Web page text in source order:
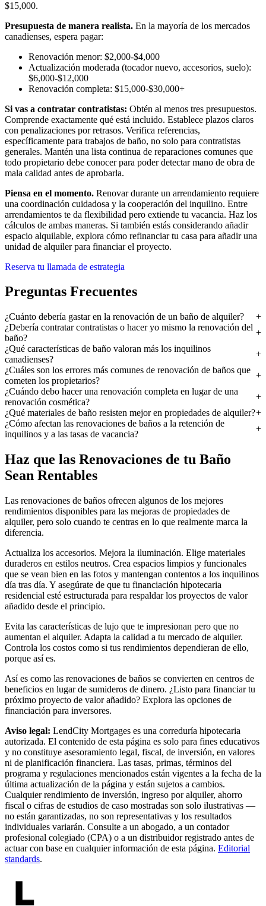
$15,000.
Presupuesta de manera realista. En la mayoría de los mercados
canadienses, espera pagar:
Renovación menor: $2,000-$4,000
Actualización moderada (tocador nuevo, accesorios, suelo):
$6,000-$12,000
Renovación completa: $15,000-$30,000+
Si vas a contratar contratistas: Obtén al menos tres presupuestos.
Comprende exactamente qué está incluido. Establece plazos claros
con penalizaciones por retrasos. Verifica referencias,
específicamente para trabajos de baño, no solo para contratistas
generales. Mantén una lista continua de reparaciones comunes que
todo propietario debe conocer para poder detectar mano de obra de
mala calidad antes de aprobarla.
Piensa en el momento. Renovar durante un arrendamiento requiere
una coordinación cuidadosa y la cooperación del inquilino. Entre
arrendamientos te da flexibilidad pero extiende tu vacancia. Haz los
cálculos de ambas maneras. Si también estás considerando añadir
espacio alquilable, explora cómo refinanciar tu casa para añadir una
unidad de alquiler para financiar el proyecto.
Reserva tu llamada de estrategia
Preguntas Frecuentes
¿Cuánto debería gastar en la renovación de un baño de alquiler?
¿Debería contratar contratistas o hacer yo mismo la renovación del
baño?
¿Qué características de baño valoran más los inquilinos
canadienses?
¿Cuáles son los errores más comunes de renovación de baños que
cometen los propietarios?
¿Cuándo debo hacer una renovación completa en lugar de una
renovación cosmética?
¿Qué materiales de baño resisten mejor en propiedades de alquiler?
¿Cómo afectan las renovaciones de baños a la retención de
inquilinos y a las tasas de vacancia?
Haz que las Renovaciones de tu Baño
Sean Rentables
Las renovaciones de baños ofrecen algunos de los mejores
rendimientos disponibles para las mejoras de propiedades de
alquiler, pero solo cuando te centras en lo que realmente marca la
diferencia.
Actualiza los accesorios. Mejora la iluminación. Elige materiales
duraderos en estilos neutros. Crea espacios limpios y funcionales
que se vean bien en las fotos y mantengan contentos a los inquilinos
día tras día. Y asegúrate de que tu financiación hipotecaria
residencial esté estructurada para respaldar los proyectos de valor
añadido desde el principio.
Evita las características de lujo que te impresionan pero que no
aumentan el alquiler. Adapta la calidad a tu mercado de alquiler.
Controla los costos como si tus rendimientos dependieran de ello,
porque así es.
Así es como las renovaciones de baños se convierten en centros de
beneficios en lugar de sumideros de dinero. ¿Listo para financiar tu
próximo proyecto de valor añadido? Explora las opciones de
financiación para inversores.
Aviso legal: LendCity Mortgages es una correduría hipotecaria
autorizada. El contenido de esta página es solo para fines educativos
y no constituye asesoramiento legal, fiscal, de inversión, en valores
ni de planificación financiera. Las tasas, primas, términos del
programa y regulaciones mencionados están vigentes a la fecha de la
última actualización de la página y están sujetos a cambios.
Cualquier rendimiento de inversión, ingreso por alquiler, ahorro
fiscal o cifras de estudios de caso mostradas son solo ilustrativas —
no están garantizadas, no son representativas y los resultados
individuales variarán. Consulte a un abogado, a un contador
profesional colegiado (CPA) o a un distribuidor registrado antes de
actuar con base en cualquier información de esta página. Editorial
standards.